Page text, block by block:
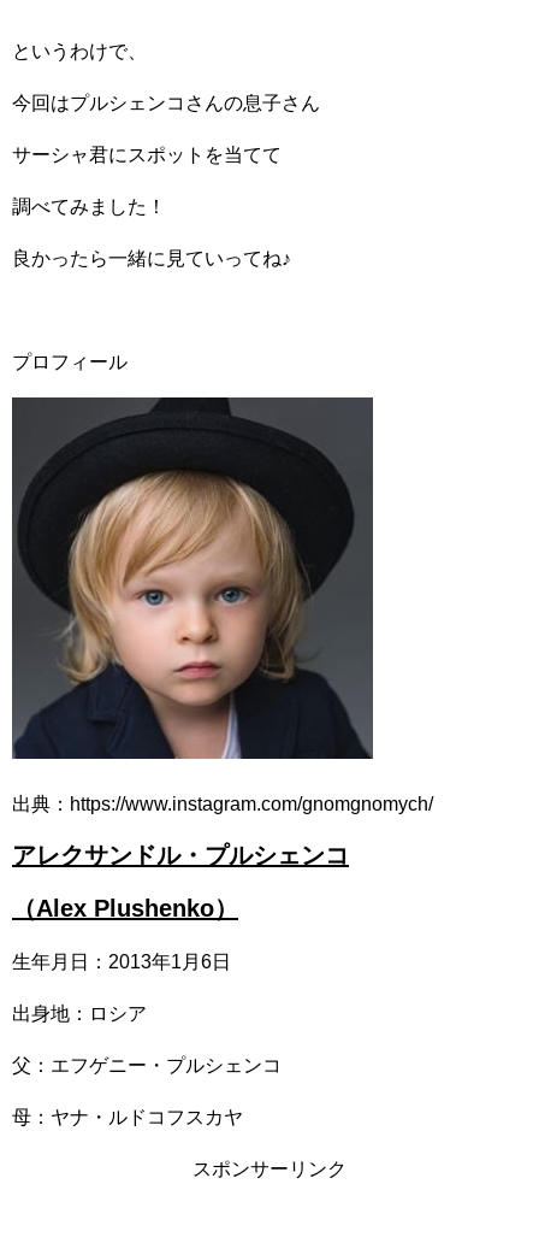
というわけで、
今回はプルシェンコさんの息子さん
サーシャ君にスポットを当てて
調べてみました！
良かったら一緒に見ていってね♪
プロフィール
出典：https://www.instagram.com/gnomgnomych/
アレクサンドル・プルシェンコ
（Alex Plushenko）
生年月日：2013年1月6日
出身地：ロシア
父：エフゲニー・プルシェンコ
母：ヤナ・ルドコフスカヤ
スポンサーリンク